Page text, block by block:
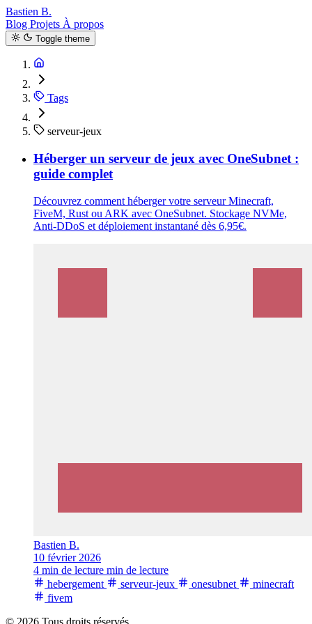
Bastien B.
Blog Projets À propos
Toggle theme
Tags
serveur-jeux
Héberger un serveur de jeux avec OneSubnet :
guide complet
Découvrez comment héberger votre serveur Minecraft,
FiveM, Rust ou ARK avec OneSubnet. Stockage NVMe,
Anti-DDoS et déploiement instantané dès 6,95€.
Bastien B.
10 février 2026
4 min de lecture min de lecture
hebergement
serveur-jeux onesubnet
minecraft
fivem
© 2026 Tous droits réservés.